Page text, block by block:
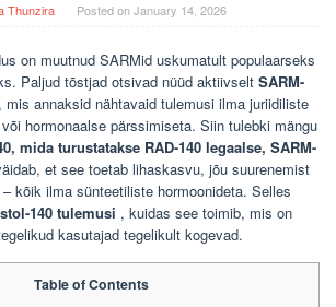
Thunzira Posted onJanuary 14, 2026
on muutnud SARMid uskumatult populaarseks
Paljud tõstjad otsivad nüüd aktiivselt SARM-
, mis annaksid nähtavaid tulemusi ilma juriidiliste
hormonaalse pärssimiseta. Siin tulebki mängu
mida turustatakse RAD-140 legaalse, SARM-
et see toetab lihaskasvu, jõu suurenemist
kõik ilma sünteetiliste hormoonideta. Selles
140 tulemusi , kuidas see toimib, mis on
kasutajad tegelikult kogevad.
Table of Contents